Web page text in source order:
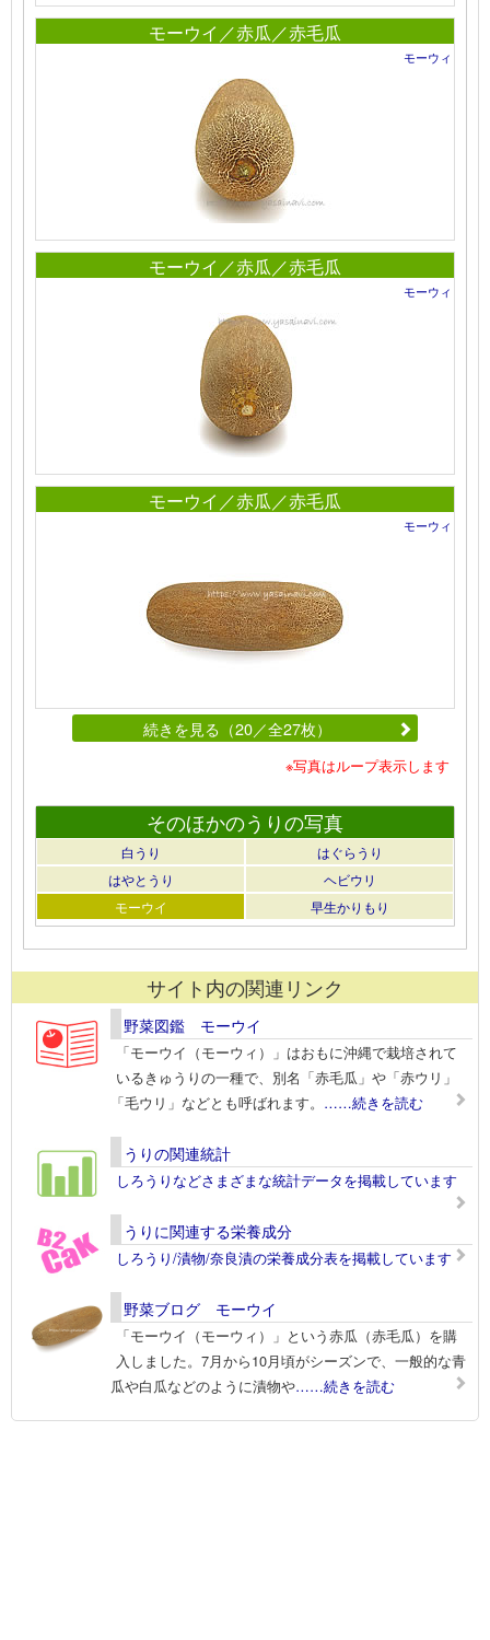
モーウイ／赤瓜／赤毛瓜
モーウィ
モーウイ／赤瓜／赤毛瓜
モーウィ
モーウイ／赤瓜／赤毛瓜
モーウィ
続きを見る（20／全27枚）
※写真はループ表示します
そのほかのうりの写真
白うり
はぐらうり
はやとうり
ヘビウリ
モーウイ
早生かりもり
サイト内の関連リンク
野菜図鑑 モーウイ
「モーウイ（モーウィ）」はおもに沖縄で栽培されて
いるきゅうりの一種で、別名「赤毛瓜」や「赤ウリ」
「毛ウリ」などとも呼ばれます。 ……続きを読む
うりの関連統計
しろうりなどさまざまな統計データを掲載しています
うりに関連する栄養成分
しろうり/漬物/奈良漬の栄養成分表を掲載しています
野菜ブログ モーウイ
「モーウイ（モーウィ）」という赤瓜（赤毛瓜）を購
入しました。7月から10月頃がシーズンで、一般的な青
瓜や白瓜などのように漬物や……続きを読む